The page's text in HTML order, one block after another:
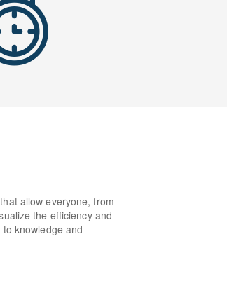
allow everyone, from
the efficiency and
knowledge and